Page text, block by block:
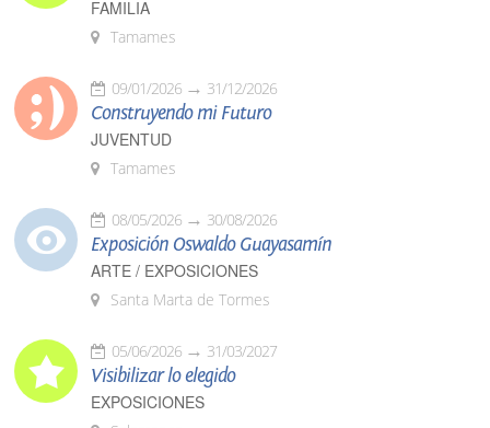
FAMILIA
Tamames
09/01/2026 31/12/2026
Construyendo mi Futuro
JUVENTUD
Tamames
08/05/2026 30/08/2026
Exposición Oswaldo Guayasamín
ARTE / EXPOSICIONES
Santa Marta de Tormes
05/06/2026 31/03/2027
Visibilizar lo elegido
EXPOSICIONES